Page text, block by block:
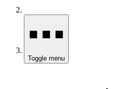
Toggle menu